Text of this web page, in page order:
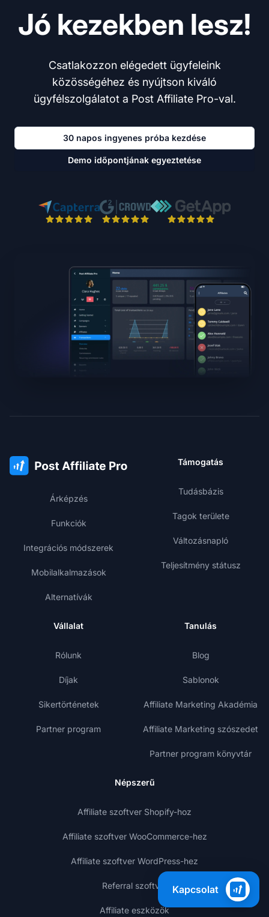
Jó kezekben lesz!
Csatlakozzon elégedett ügyfeleink
közösségéhez és nyújtson kiváló
ügyfélszolgálatot a Post Affiliate Pro-val.
30 napos ingyenes próba kezdése
Demo időpontjának egyeztetése
Árképzés
Funkciók
Integrációs módszerek
Mobilalkalmazások
Alternatívák
Támogatás
Tudásbázis
Tagok területe
Változásnapló
Teljesítmény státusz
Vállalat
Rólunk
Díjak
Sikertörténetek
Partner program
Tanulás
Blog
Sablonok
Affiliate Marketing Akadémia
Affiliate Marketing szószedet
Partner program könyvtár
Népszerű
Affiliate szoftver Shopify-hoz
Affiliate szoftver WooCommerce-hez
Affiliate szoftver WordPress-hez
Referral szoftver
Affiliate eszközök
Kapcsolat